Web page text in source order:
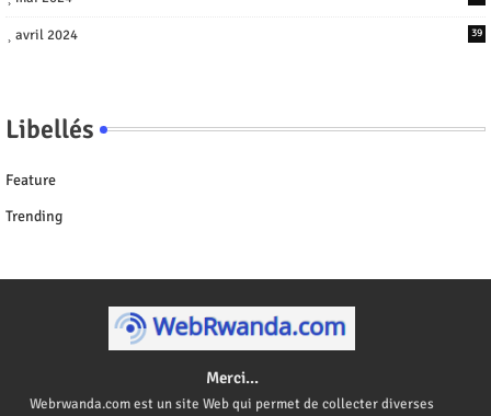
avril 2024 39
Libellés
Feature
Trending
Merci...
Webrwanda.com est un site Web qui permet de collecter diverses